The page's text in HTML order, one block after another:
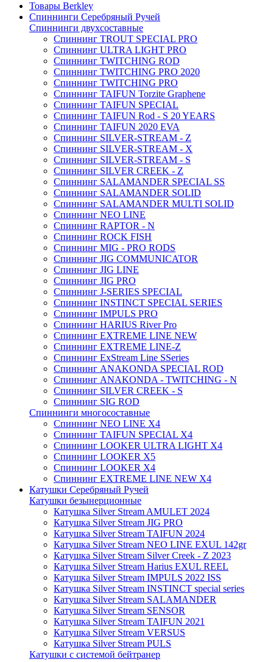
Товары Berkley
Спиннинги Серебряный Ручей
Спиннинги двухсоставные
Спиннинг TROUT SPECIAL PRO
Спиннинг ULTRA LIGHT PRO
Спиннинг TWITCHING ROD
Спиннинг TWITCHING PRO 2020
Спиннинг TWITCHING PRO
Спиннинг TAIFUN Torzite Graphene
Спиннинг TAIFUN SPECIAL
Спиннинг TAIFUN Rod - S 20 YEARS
Спиннинг TAIFUN 2020 EVA
Спиннинг SILVER-STREAM - Z
Спиннинг SILVER-STREAM - X
Спиннинг SILVER-STREAM - S
Спиннинг SILVER CREEK - Z
Спиннинг SALAMANDER SPECIAL SS
Спиннинг SALAMANDER SOLID
Спиннинг SALAMANDER MULTI SOLID
Спиннинг NEO LINE
Спиннинг RAPTOR - N
Спиннинг ROCK FISH
Спиннинг MIG - PRO RODS
Спиннинг JIG COMMUNICATOR
Спиннинг JIG LINE
Спиннинг JIG PRO
Спиннинг J-SERIES SPECIAL
Спиннинг INSTINCT SPECIAL SERIES
Спиннинг IMPULS PRO
Спиннинг HARIUS River Pro
Спиннинг EXTREME LINE NEW
Спиннинг EXTREME LINE-Z
Спиннинг ExStream Line SSeries
Спиннинг ANAKONDA SPECIAL ROD
Спиннинг ANAKONDA - TWITCHING - N
Спиннинг SILVER CREEK - S
Спиннинг SIG ROD
Спиннинги многосоставные
Спиннинг NEO LINE X4
Спиннинг TAIFUN SPECIAL X4
Спиннинг LOOKER ULTRA LIGHT X4
Спиннинг LOOKER X5
Спиннинг LOOKER X4
Спиннинг EXTREME LINE NEW X4
Катушки Серебряный Ручей
Катушки безынерционные
Катушка Silver Stream AMULET 2024
Катушка Silver Stream JIG PRO
Катушка Silver Stream TAIFUN 2024
Катушка Silver Stream NEO LINE EXUL 142gr
Катушка Silver Stream Silver Creek - Z 2023
Катушка Silver Stream Harius EXUL REEL
Катушка Silver Stream IMPULS 2022 ISS
Катушка Silver Stream INSTINCT special series
Катушка Silver Stream SALAMANDER
Катушка Silver Stream SENSOR
Катушка Silver Stream TAIFUN 2021
Катушка Silver Stream VERSUS
Катушка Silver Stream PULS
Катушки с системой бейтранер